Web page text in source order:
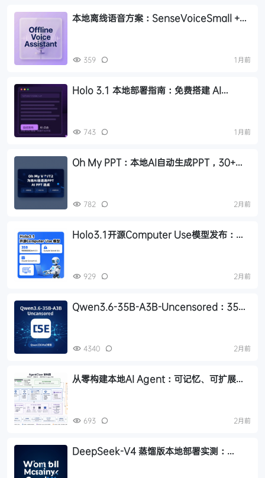
本地离线语音方案：SenseVoiceSmall +
359 1月前
Holo 3.1 本地部署指南：免费搭建 AI
743 1月前
Oh My PPT：本地AI自动生成PPT，30+风
782 2月前
Holo3.1开源Computer Use模型发布：
929 2月前
Qwen3.6-35B-A3B-Uncensored：35B
4340 2月前
从零构建本地AI Agent：可记忆、可扩展、
693 2月前
DeepSeek-V4 蒸馏版本地部署实测：